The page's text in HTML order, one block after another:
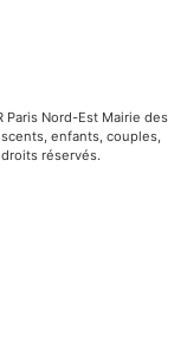
Nord-Est Mairie des
enfants, couples,
réservés.